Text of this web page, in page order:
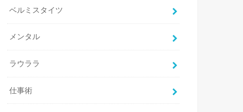
ベルミスタイツ
メンタル
ラウララ
仕事術